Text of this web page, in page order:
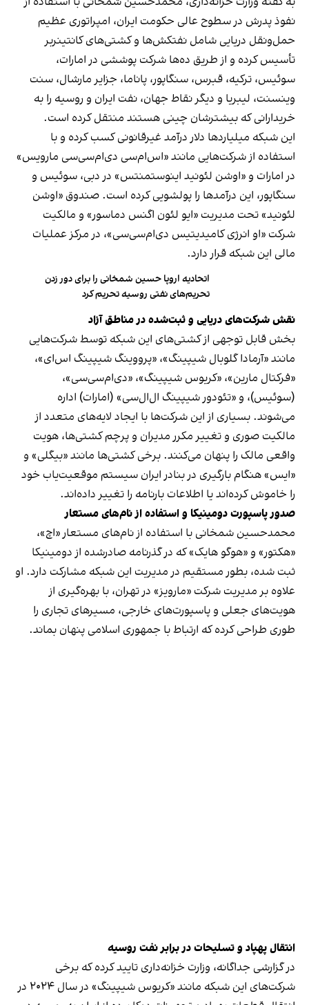
نفوذ پدرش در سطوح عالی حکومت ایران، امپراتوری عظیم
حمل‌ونقل دریایی شامل نفتکش‌ها و کشتی‌های کانتینربر
تأسیس کرده و از طریق ده‌ها شرکت پوششی در امارات،
سوئیس، ترکیه، قبرس، سنگاپور، پاناما، جزایر مارشال، سنت
وینسنت، لیبریا و دیگر نقاط جهان، نفت ایران و روسیه را به
خریدارانی که بیشترشان چینی هستند منتقل کرده است.
این شبکه میلیاردها دلار درآمد غیرقانونی کسب کرده و با
استفاده از شرکت‌هایی مانند «اس‌ام‌سی دی‌ام‌سی‌سی مارویس»
در امارات و «اوشن لئونید اینوستمنتس» در دبی، سوئیس و
سنگاپور، این درآمدها را پولشویی کرده است. صندوق «اوشن
لئونید» تحت مدیریت «ایو لئون اگنس دماسور» و مالکیت
شرکت «او انرژی کامیدیتیس دی‌ام‌سی‌سی»، در مرکز عملیات
مالی این شبکه قرار دارد.
اتحادیه اروپا حسین شمخانی را برای دور زدن
تحریم‌های نفتی روسیه تحریم کرد
نقش شرکت‌های دریایی و ثبت‌شده در مناطق آزاد
بخش قابل توجهی از کشتی‌های این شبکه توسط شرکت‌هایی
مانند «آرمادا گلوبال شیپینگ»، «پرووینگ شیپینگ اس‌ای»،
«فرکتال مارین»، «کریوس شیپینگ»، «دی‌ام‌سی‌سی»،
(سوئیس)، و «تئودور شیپینگ ال‌ال‌سی» (امارات) اداره
می‌شوند. بسیاری از این شرکت‌ها با ایجاد لایه‌های متعدد از
مالکیت صوری و تغییر مکرر مدیران و پرچم کشتی‌ها، هویت
واقعی مالک را پنهان می‌کنند. برخی کشتی‌ها مانند «بیگلی» و
«ایس» هنگام بارگیری در بنادر ایران سیستم موقعیت‌یاب خود
را خاموش کرده‌اند یا اطلاعات بارنامه را تغییر داده‌اند.
صدور پاسپورت دومینیکا و استفاده از نام‌های مستعار
محمدحسین شمخانی با استفاده از نام‌های مستعار «اچ»،
«هکتور» و «هوگو هایک» که در گذرنامه صادرشده از دومینیکا
ثبت شده، بطور مستقیم در مدیریت این شبکه مشارکت دارد. او
علاوه بر مدیریت شرکت «مارویز» در تهران، با بهره‌گیری از
هویت‌های جعلی و پاسپورت‌های خارجی، مسیرهای تجاری را
طوری طراحی کرده که ارتباط با جمهوری اسلامی پنهان بماند.
انتقال پهپاد و تسلیحات در برابر نفت روسیه
در گزارشی جداگانه، وزارت خزانه‌داری تایید کرده که برخی
شرکت‌های این شبکه مانند «کریوس شیپینگ» در سال ۲۰۲۴ در